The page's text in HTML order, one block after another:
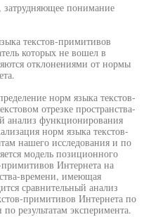
затрудняющее понимание
текстов-примитивов
которых не вошел в
отклонениями от нормы
норм языка текстов-
отрезке пространства-
анализ функционирования
норм языка текстов-
нашего исследования и по
модель позиционного
Интернета на
времени, имеющая
сравнительный анализ
примитивов Интернета по
результатам эксперимента.